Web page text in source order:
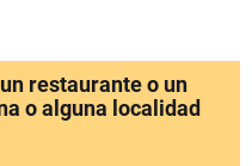
restaurante o un
o alguna localidad